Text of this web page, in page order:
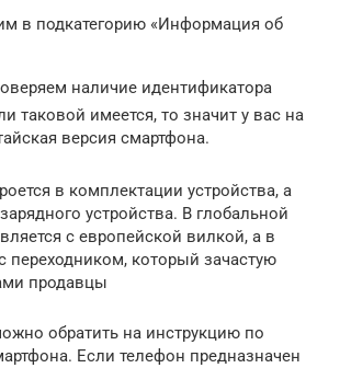
в подкатегорию «Информация об
наличие идентификатора
таковой имеется, то значит у вас на
версия смартфона.
в комплектации устройства, а
устройства. В глобальной
с европейской вилкой, а в
переходником, который зачастую
продавцы
обратить на инструкцию по
Если телефон предназначен